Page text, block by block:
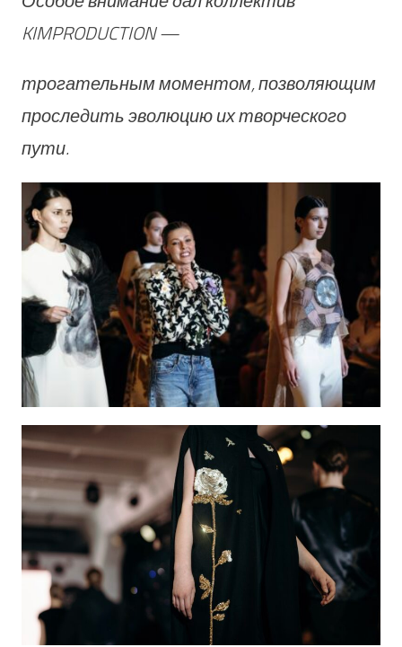
KIMPRODUCTION —
трогательным моментом, позволяющим
проследить эволюцию их творческого
пути.